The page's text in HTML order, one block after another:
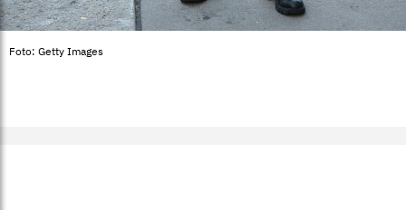
Foto: Getty Images